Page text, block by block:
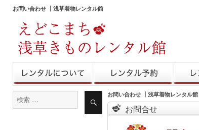
お問い合わせ ┃浅草着物レンタル館
きものレンタル レンタル予約 レンタ
お問い合わせ ┃浅草着物レンタル館
お問合せ
検
索
検
索